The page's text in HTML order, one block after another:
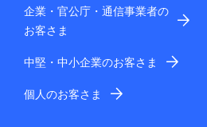
企業・官公庁・通信事業者の
お客さま
中堅・中小企業のお客さま
個人のお客さま